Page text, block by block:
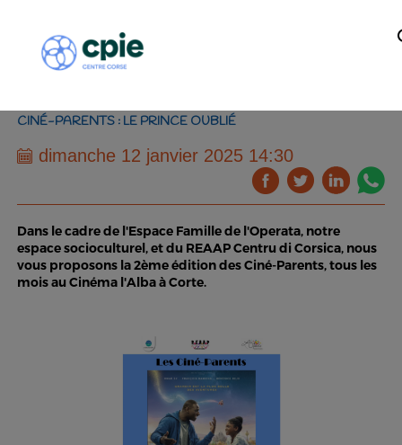
CINÉ-PARENTS : LE PRINCE OUBLIÉ
dimanche 12 janvier 2025 14:30
Dans le cadre de l'Espace Famille de l'Operata, notre
espace socioculturel, et du REAAP Centru di Corsica, nous
vous proposons la 2ème édition des Ciné-Parents, tous les
mois au Cinéma l'Alba à Corte.